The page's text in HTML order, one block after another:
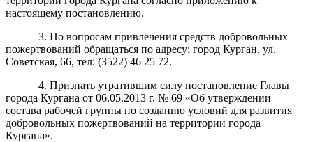
настоящему постановлению.
3. По вопросам привлечения средств добровольных
пожертвований обращаться по адресу: город Курган, ул.
Советская, 66, тел: (3522) 46 25 72.
4. Признать утратившим силу постановление Главы
города Кургана от 06.05.2013 г. № 69 «Об утверждении
состава рабочей группы по созданию условий для развития
добровольных пожертвований на территории города
Кургана».